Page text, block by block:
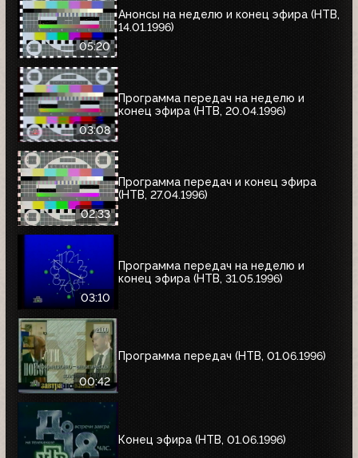
05:20
Анонсы на неделю и конец эфира (НТВ,
14.01.1996)
03:08
Программа передач на неделю и
конец эфира (НТВ, 20.04.1996)
02:33
Программа передач и конец эфира
(НТВ, 27.04.1996)
03:10
Программа передач на неделю и
конец эфира (НТВ, 31.05.1996)
00:42
Программа передач (НТВ, 01.06.1996)
Конец эфира (НТВ, 01.06.1996)